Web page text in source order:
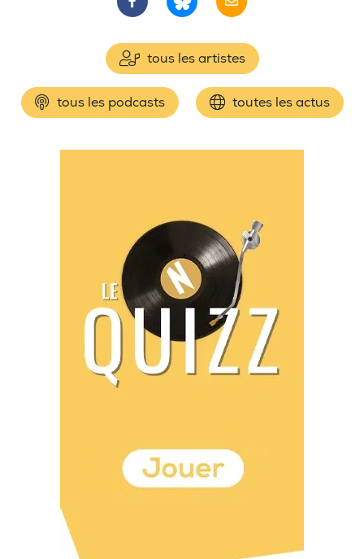
tous les artistes
tous les podcasts toutes les actus